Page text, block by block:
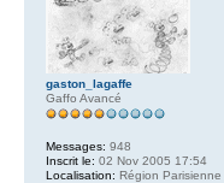
gaston_lagaffe
Gaffo Avancé
Messages: 948
Inscrit le: 02 Nov 2005 17:54
Localisation: Région Parisienne .